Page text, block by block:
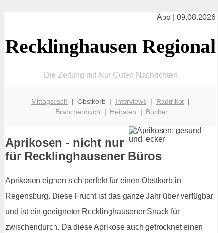
Abo | 09.08.2026
Recklinghausen Regional
Die Zeitung mit Nur Guten Nachrichten
Mittagstisch | Obstkorb | Interviews | Radtrikot |
Branchenbuch | Heiraten | Bücher
Aprikosen - nicht nur
für Recklinghausener Büros
Aprikosen eignen sich perfekt für einen Obstkorb in
Regensburg. Diese Frucht ist das ganze Jahr über verfügbar
und ist ein geeigneter Recklinghausener Snack für
zwischendurch. Da diese Aprikose auch getrocknet einen